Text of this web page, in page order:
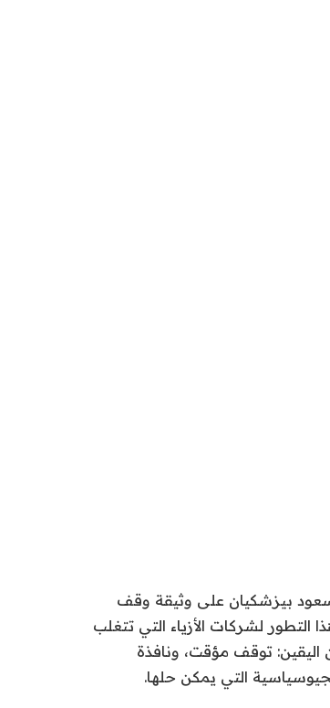
مسعود بيزشكيان على وثيقة وقف
لمدة 60 يومًا في 17 يونيو، قدم هذا التطور لشركات الأزياء التي تتغلب
اليقين: توقف مؤقت، ونافذة
التي يمكن حلها.